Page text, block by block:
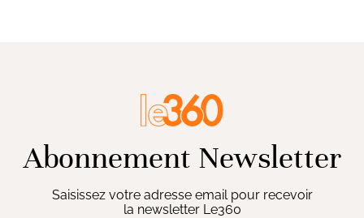
Abonnement Newsletter
Saisissez votre adresse email pour recevoir
la newsletter Le360